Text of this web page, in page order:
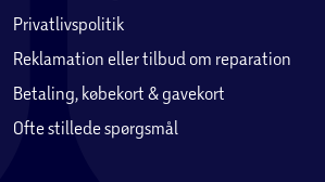
Privatlivspolitik
Reklamation eller tilbud om reparation
Betaling, købekort & gavekort
Ofte stillede spørgsmål